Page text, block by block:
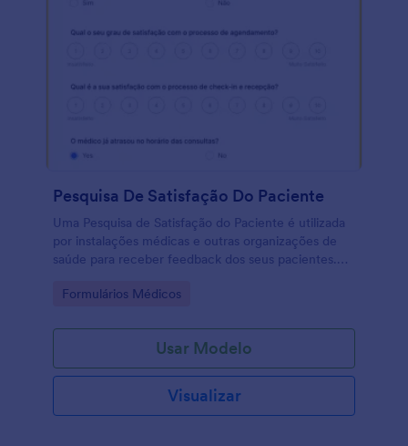
Pesquisa De Satisfação Do Paciente
Uma Pesquisa de Satisfação do Paciente é utilizada
por instalações médicas e outras organizações de
saúde para receber feedback dos seus pacientes.
coletar feedback importante de seus pacientes.
compartilhar o formulário com um link ou incorporá-
lo em seu site. Você poderá acessar as respostas em
sua conta Jotform segura — protegida com a opção
da conformidade HIPAA. Atualize as perguntas da
pesquisa, adicione seu logo ou mude as cores do
Go to Category:
Formulários Médicos
Usar Modelo
Visualizar